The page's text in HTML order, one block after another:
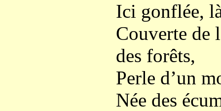
Ici gonflée,
Couverte de
des forêts,
Perle d’un
Née des